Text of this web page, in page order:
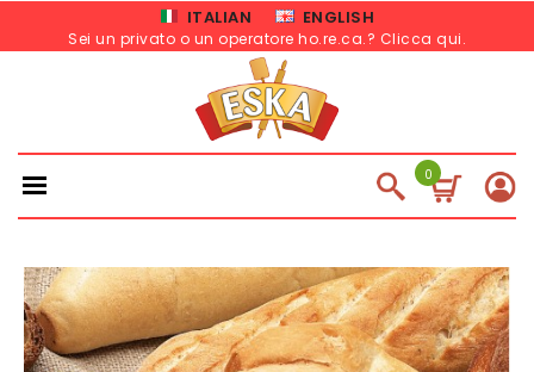
ITALIAN ENGLISH
Sei un privato o un operatore ho.re.ca.? Clicca qui.
0